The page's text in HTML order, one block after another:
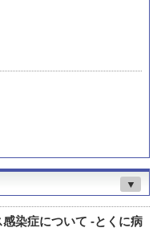
▼
染症について -とくに病